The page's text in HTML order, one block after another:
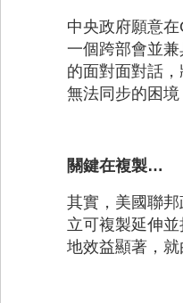
中央政府願意
一個跨部會並
的面對面對話
無法同步的困境
關鍵在複製…
其實，美國聯
立可複製延伸
地效益顯著，